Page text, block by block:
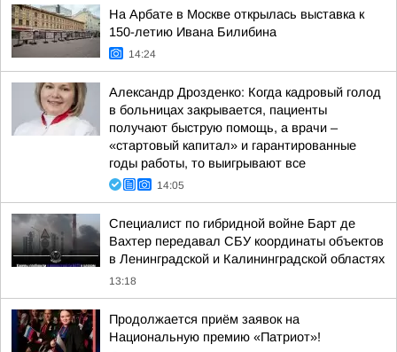
На Арбате в Москве открылась выставка к
150-летию Ивана Билибина
14:24
Александр Дрозденко: Когда кадровый голод
в больницах закрывается, пациенты
получают быструю помощь, а врачи –
«стартовый капитал» и гарантированные
годы работы, то выигрывают все
14:05
Специалист по гибридной войне Барт де
Вахтер передавал СБУ координаты объектов
в Ленинградской и Калининградской областях
13:18
Продолжается приём заявок на
Национальную премию «Патриот»!